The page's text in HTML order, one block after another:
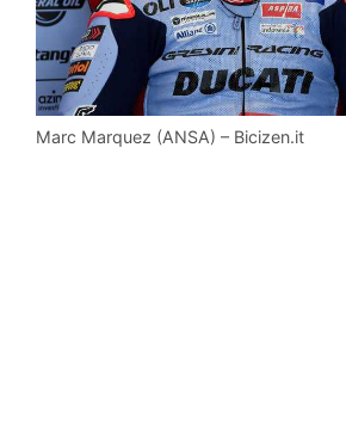
Marc Marquez (ANSA) – Bicizen.it